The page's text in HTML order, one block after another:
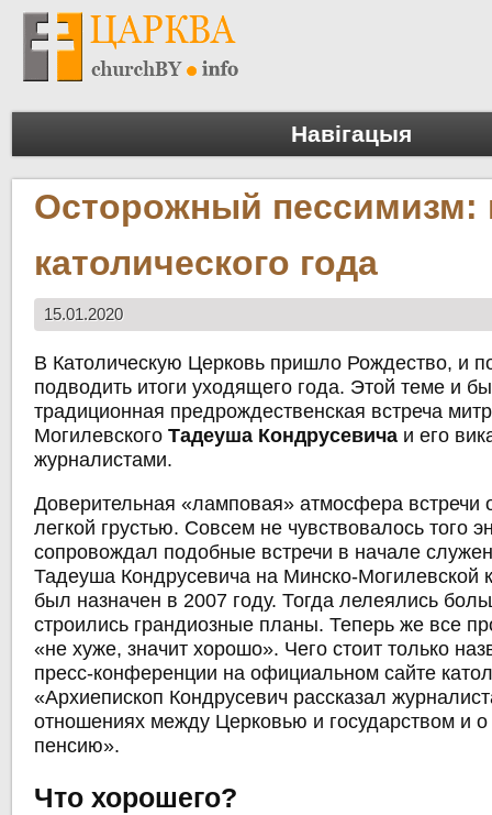
Навігацыя
Осторожный пессимизм:
католического года
15.01.2020
В Католическую Церковь пришло Рождество, и
подводить итоги уходящего года. Этой теме и
традиционная предрождественская встреча
МогилевскогоТадеуша Кондрусевича и его
журналистами.
Доверительная «ламповая» атмосфера встречи
легкой грустью. Совсем не чувствовалось того
сопровождал подобные встречи в начале
Тадеуша Кондрусевича на Минско-Могилевской
был назначен в 2007 году. Тогда лелеялись
строились грандиозные планы. Теперь же все
«не хуже, значит хорошо». Чего стоит только
пресс-конференции на официальном сайте
«Архиепископ Кондрусевич рассказал
отношениях между Церковью и государством и
пенсию».
Что хорошего?